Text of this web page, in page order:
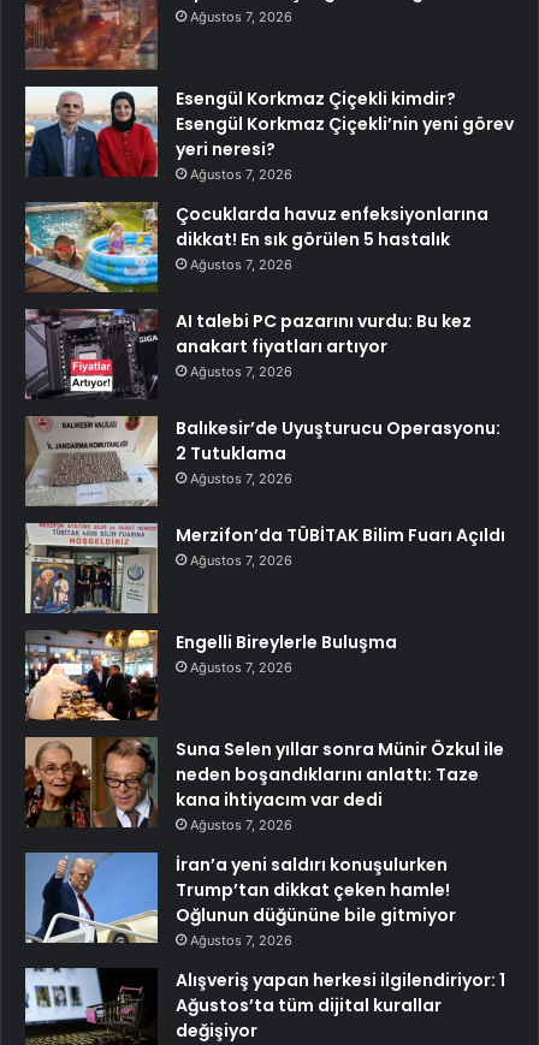
Ağustos 7, 2026
Esengül Korkmaz Çiçekli kimdir?
Esengül Korkmaz Çiçekli’nin yeni görev
yeri neresi?
Ağustos 7, 2026
Çocuklarda havuz enfeksiyonlarına
dikkat! En sık görülen 5 hastalık
Ağustos 7, 2026
AI talebi PC pazarını vurdu: Bu kez
anakart fiyatları artıyor
Ağustos 7, 2026
Balıkesir’de Uyuşturucu Operasyonu:
2 Tutuklama
Ağustos 7, 2026
Merzifon’da TÜBİTAK Bilim Fuarı Açıldı
Ağustos 7, 2026
Engelli Bireylerle Buluşma
Ağustos 7, 2026
Suna Selen yıllar sonra Münir Özkul ile
neden boşandıklarını anlattı: Taze
kana ihtiyacım var dedi
Ağustos 7, 2026
İran’a yeni saldırı konuşulurken
Trump’tan dikkat çeken hamle!
Oğlunun düğününe bile gitmiyor
Ağustos 7, 2026
Alışveriş yapan herkesi ilgilendiriyor: 1
Ağustos’ta tüm dijital kurallar
değişiyor